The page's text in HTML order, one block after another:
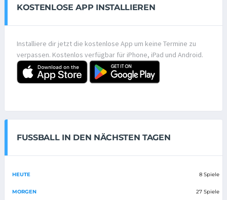
KOSTENLOSE APP INSTALLIEREN
Installiere dir jetzt die kostenlose App um keine Termine zu
verpassen. Kostenlos verfügbar für iPhone, iPad und Android.
FUSSBALL IN DEN NÄCHSTEN TAGEN
HEUTE 8 Spiele
MORGEN 27 Spiele